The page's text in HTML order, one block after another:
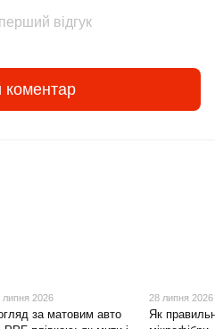
відгук
коментар
липня 2026
за матовим авто
28 липня 2026
Як